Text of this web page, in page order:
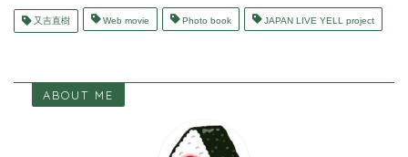
又吉直樹 Web movie Photo book JAPAN LIVE YELL project
ABOUT ME